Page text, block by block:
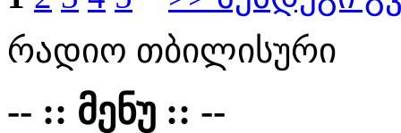
რადიო თბილისური
-- :: მენუ :: --